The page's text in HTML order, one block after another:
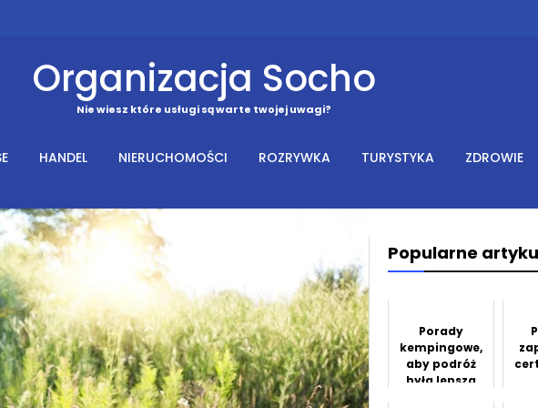
Organizacja Socho
Nie wiesz które usługi są warte twojej uwagi?
HANDEL NIERUCHOMOŚCI ROZRYWKA TURYSTYKA ZDROWIE
Popularne
Porady
kempingowe,
aby podróż
była lepsza